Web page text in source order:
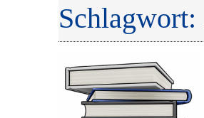
Schlagwort: